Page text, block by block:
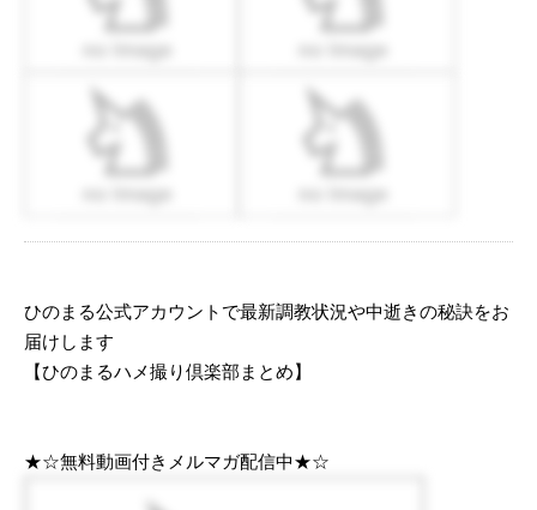
ひのまる公式アカウントで最新調教状況や中逝きの秘訣をお
届けします
【ひのまるハメ撮り倶楽部まとめ】
★☆無料動画付きメルマガ配信中★☆